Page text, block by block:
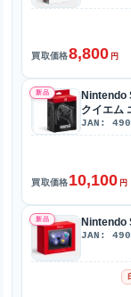
買取価格8,800 円
新品
Nintendo
クイエム
JAN:
買取価格10,100 円
新品 Nintendo
JAN: